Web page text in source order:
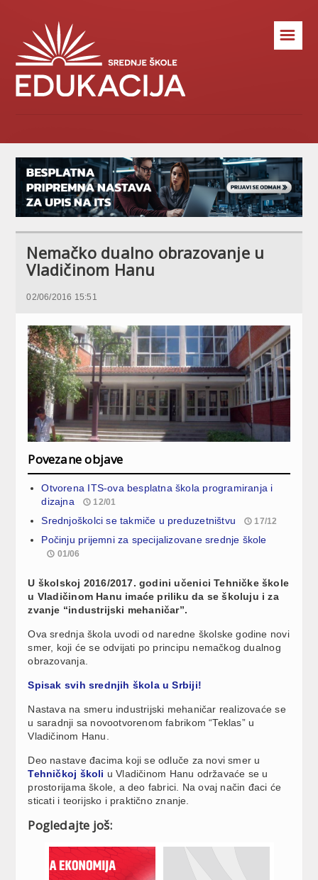
☰
Nemačko dualno obrazovanje u
Vladičinom Hanu
02/06/2016 15:51
Povezane objave
Otvorena ITS-ova besplatna škola programiranja i
dizajna
12/01
Srednjoškolci se takmiče u preduzetništvu 17/12
Počinju prijemni za specijalizovane srednje škole
01/06
U školskoj 2016/2017. godini učenici Tehničke škole
u Vladičinom Hanu imaće priliku da se školuju i za
zvanje “industrijski mehaničar”.
Ova srednja škola uvodi od naredne školske godine novi
smer, koji će se odvijati po principu nemačkog dualnog
obrazovanja.
Spisak svih srednjih škola u Srbiji!
Nastava na smeru industrijski mehaničar realizovaće se
u saradnji sa novootvorenom fabrikom “Teklas” u
Vladičinom Hanu.
Deo nastave đacima koji se odluče za novi smer u
Tehničkoj školi u Vladičinom Hanu održavaće se u
prostorijama škole, a deo fabrici. Na ovaj način đaci će
sticati i teorijsko i praktično znanje.
Pogledajte još: